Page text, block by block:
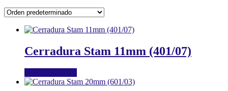
Cerradura Stam 11mm (401/07)